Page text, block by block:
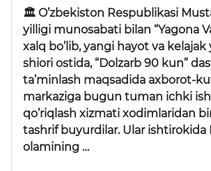
🏛 O’zbekiston Respublikasi
yilligi munosabati bilan “Yagona
xalq bo’lib, yangi hayot va kelajak
shiori ostida, “Dolzarb 90 kun”
ta’minlash maqsadida axborot-
markaziga bugun tuman ichki
qo’riqlash xizmati xodimlaridan
tashrif buyurdilar. Ular ishtirokida
olamining …